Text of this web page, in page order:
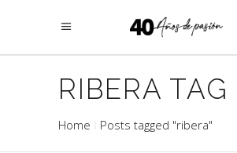
RIBERA TAG
Home Posts tagged "ribera"